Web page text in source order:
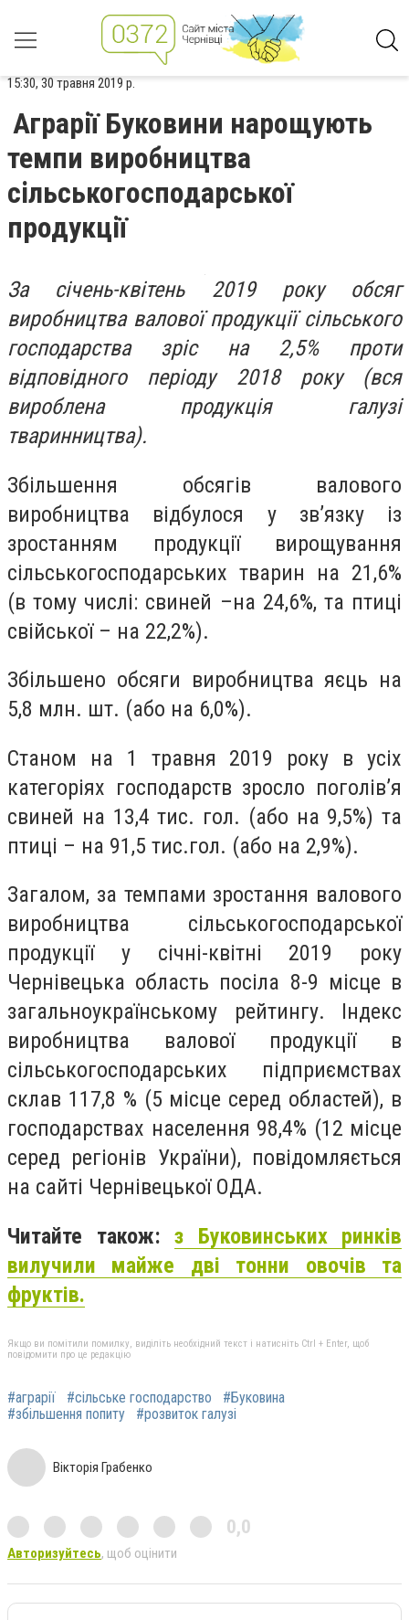
15:30, 30 травня 2019 р.
Аграрії Буковини нарощують
темпи виробництва
сільськогосподарської
продукції
За січень-квітень 2019 року обсяг
виробництва валової продукції сільського
господарства зріс на 2,5% проти
відповідного періоду 2018 року (вся
вироблена продукція галузі
тваринництва).
Збільшення обсягів валового
виробництва відбулося у зв’язку із
зростанням продукції вирощування
сільськогосподарських тварин на 21,6%
(в тому числі: свиней –на 24,6%, та птиці
свійської – на 22,2%).
Збільшено обсяги виробництва яєць на
5,8 млн. шт. (або на 6,0%).
Станом на 1 травня 2019 року в усіх
категоріях господарств зросло поголів’я
свиней на 13,4 тис. гол. (або на 9,5%) та
птиці – на 91,5 тис.гол. (або на 2,9%).
Загалом, за темпами зростання валового
виробництва сільськогосподарської
продукції у січні-квітні 2019 року
Чернівецька область посіла 8-9 місце в
загальноукраїнському рейтингу. Індекс
виробництва валової продукції в
сільськогосподарських підприємствах
склав 117,8 % (5 місце серед областей), в
господарствах населення 98,4% (12 місце
серед регіонів України), повідомляється
на сайті Чернівецької ОДА.
Читайте також: з Буковинських ринків
вилучили майже дві тонни овочів та
фруктів.
Якщо ви помітили помилку, виділіть необхідний текст і натисніть Ctrl + Enter, щоб
повідомити про це редакцію
#аграрії #сільське господарство
#Буковина
#збільшення попиту
#розвиток галузі
Вікторія Грабенко
0,0
Авторизуйтесь, щоб оцінити